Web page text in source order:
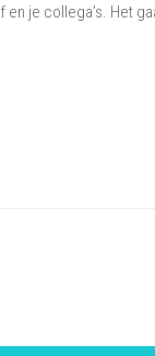
je collega’s. Het